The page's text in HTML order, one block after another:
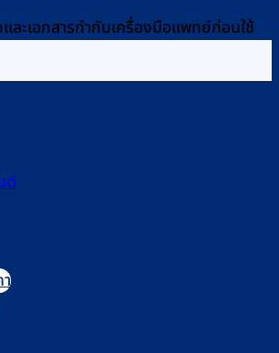
ละเอกสารกำกับเครื่องมือแพทย์ก่อนใช้
ด์